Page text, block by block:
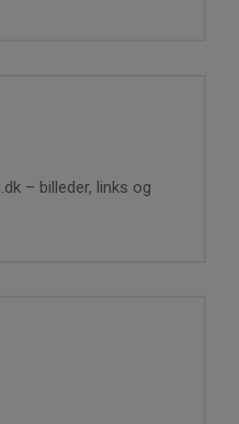
– billeder, links og